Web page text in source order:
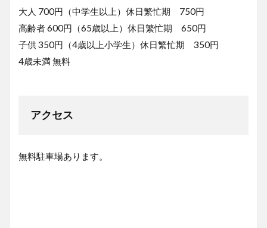
大人 700円（中学生以上）休日繁忙期 750円
高齢者 600円（65歳以上）休日繁忙期 650円
子供 350円（4歳以上小学生）休日繁忙期 350円
4歳未満 無料
アクセス
無料駐車場あります。